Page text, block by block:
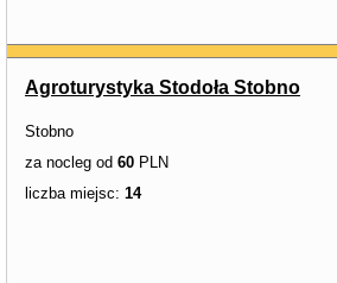
Agroturystyka Stodoła Stobno
Stobno
za nocleg od 60 PLN
liczba miejsc: 14